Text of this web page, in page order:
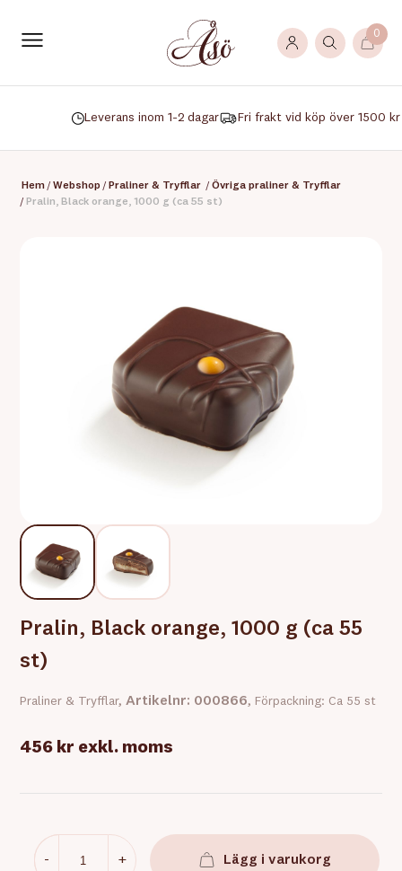
0
Leverans inom 1-2 dagar Fri frakt vid köp över 1500 kr
Hem / Webshop / Praliner & Tryfflar / Övriga praliner & Tryfflar
/ Pralin, Black orange, 1000 g (ca 55 st)
Pralin, Black orange, 1000 g (ca 55
st)
Praliner & Tryfflar,Artikelnr: 000866, Förpackning: Ca 55 st
456 kr exkl. moms
- + Lägg i varukorg